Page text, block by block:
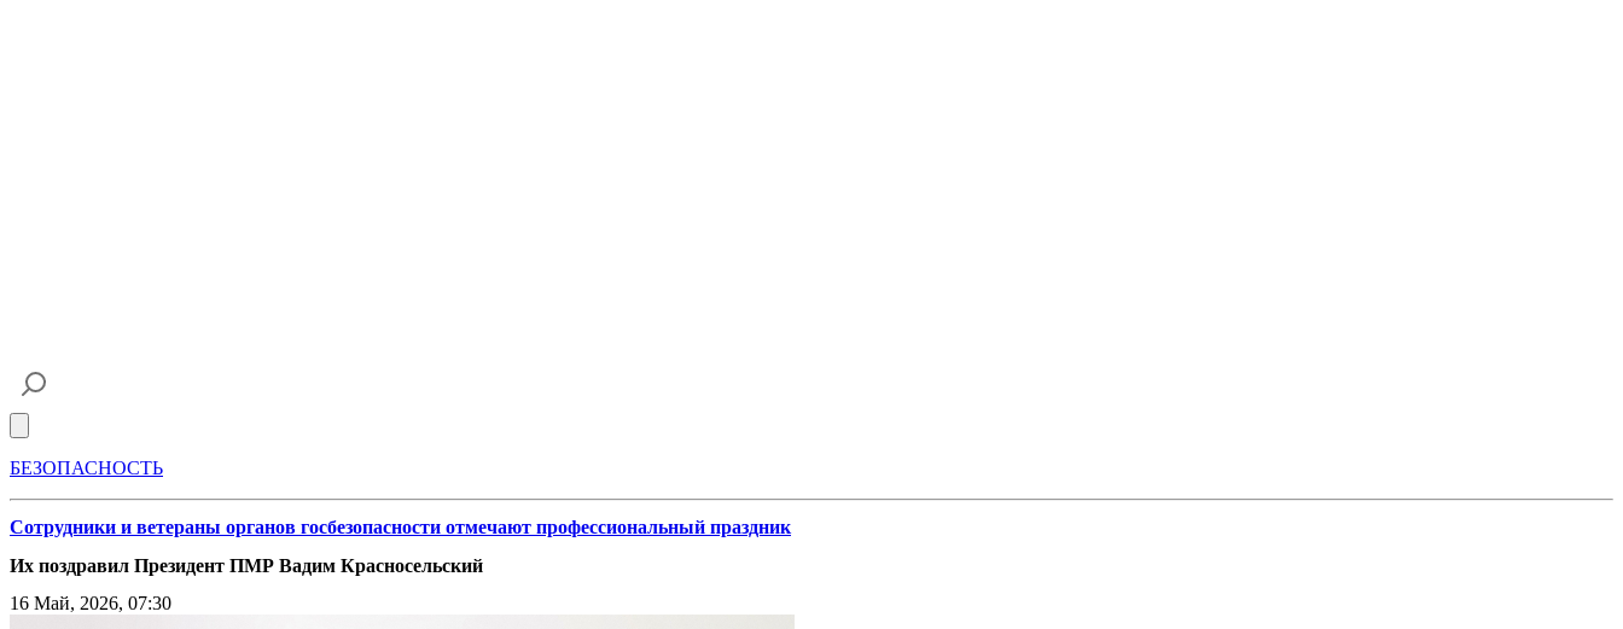
БЕЗОПАСНОСТЬ
Сотрудники и ветераны органов госбезопасности отмечают профессиональный праздник
Их поздравил Президент ПМР Вадим Красносельский
16 Май, 2026, 07:30